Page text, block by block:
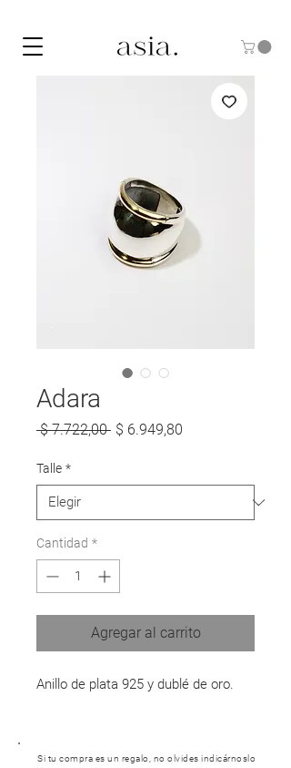
Adara
$ 7.722,00 Precio
$ 6.949,80
Talle *
Cantidad *
Agregar al carrito
Anillo de plata 925 y dublé de oro.
Si tu compra es un regalo, no olvides indicárnoslo